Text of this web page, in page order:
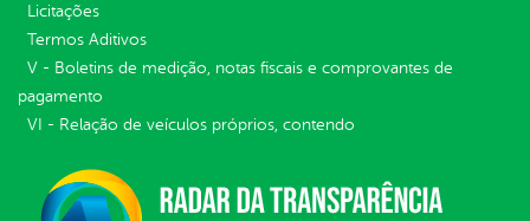
Licitações
Termos Aditivos
V - Boletins de medição, notas fiscais e comprovantes de
pagamento
VI - Relação de veículos próprios, contendo